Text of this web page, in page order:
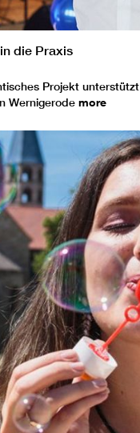
die Praxis
Projekt unterstützt
Wernigerode more